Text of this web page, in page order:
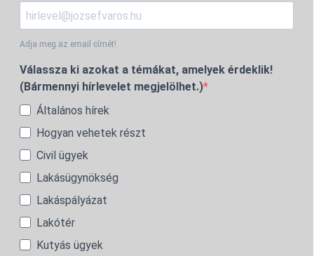
Adja meg az email címét!
Válassza ki azokat a témákat, amelyek érdeklik!
(Bármennyi hírlevelet megjelölhet.)
Általános hírek
Hogyan vehetek részt
Civil ügyek
Lakásügynökség
Lakáspályázat
Lakótér
Kutyás ügyek